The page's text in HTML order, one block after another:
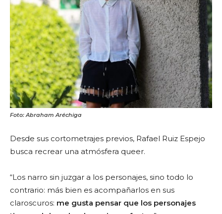
Foto: Abraham Aréchiga
Desde sus cortometrajes previos, Rafael Ruiz Espejo
busca recrear una atmósfera queer.
“Los narro sin juzgar a los personajes, sino todo lo
contrario: más bien es acompañarlos en sus
claroscuros: me gusta pensar que los personajes